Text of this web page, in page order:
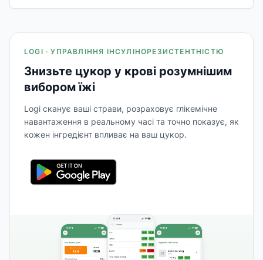
LOGI · УПРАВЛІННЯ ІНСУЛІНОРЕЗИСТЕНТНІСТЮ
Знизьте цукор у крові розумнішим
вибором їжі
Logi сканує ваші страви, розраховує глікемічне
навантаження в реальному часі та точно показує, як
кожен інгредієнт впливає на ваш цукор.